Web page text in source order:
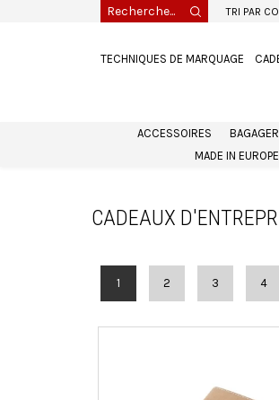
TRI PAR
TECHNIQUES DE MARQUAGE
ACCESSOIRES
MADE IN EUROPE
CADEAUX
1 2 3 4